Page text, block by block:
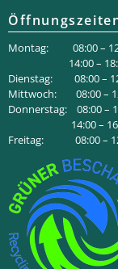
Montag: 08:00 –
14:00 –
Dienstag: 08:00 –
Mittwoch: 08:00 –
Donnerstag: 08:00 –
14:00 –
Freitag: 08:00 –